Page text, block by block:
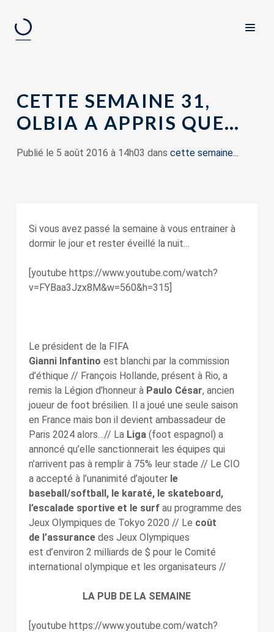
CETTE SEMAINE 31,
OLBIA A APPRIS QUE…
Publié le 5 août 2016 à 14h03 dans cette semaine...
Si vous avez passé la semaine à vous entrainer à
dormir le jour et rester éveillé la nuit…
[youtube https://www.youtube.com/watch?
v=FYBaa3Jzx8M&w=560&h=315]
Le président de la FIFA
Gianni Infantino est blanchi par la commission
d’éthique // François Hollande, présent à Rio, a
remis la Légion d’honneur à Paulo César, ancien
joueur de foot brésilien. Il a joué une seule saison
en France mais bon il devient ambassadeur de
Paris 2024 alors…// La Liga(foot espagnol) a
annoncé qu’elle sanctionnerait les équipes qui
n’arrivent pas à remplir à 75% leur stade // Le CIO
a accepté à l’unanimité d’ajouter le
baseball/softball, le karaté, le skateboard,
l’escalade sportive et le surfau programme des
Jeux Olympiques de Tokyo 2020 // Le coût
de l’assurancedes Jeux Olympiques
est d’environ 2 milliards de $ pour le Comité
international olympique et les organisateurs //
LA PUB DE LA SEMAINE
[youtube https://www.youtube.com/watch?